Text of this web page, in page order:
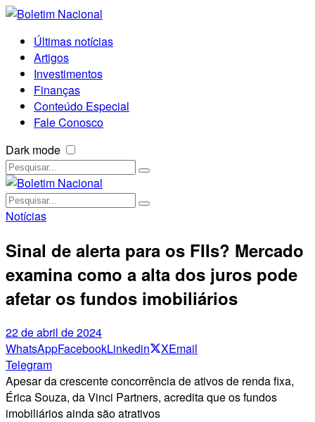
Últimas notícias
Artigos
Investimentos
Finanças
Conteúdo Especial
Fale Conosco
Dark mode
Notícias
Sinal de alerta para os FIIs? Mercado
examina como a alta dos juros pode
afetar os fundos imobiliários
22 de abril de 2024
WhatsAppFacebookLinkedin XEmail
Telegram
Apesar da crescente concorrência de ativos de renda fixa,
Érica Souza, da Vinci Partners, acredita que os fundos
imobiliários ainda são atrativos